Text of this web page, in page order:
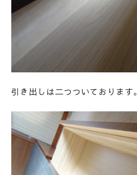
引き出しは二つついております。